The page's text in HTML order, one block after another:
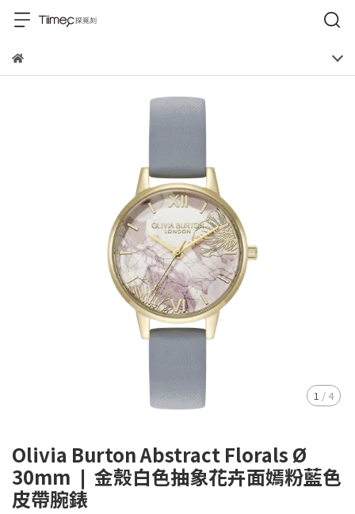
1 / 4
Olivia Burton Abstract Florals Ø
30mm ❘ 金殼白色抽象花卉面嫣粉藍色
皮帶腕錶